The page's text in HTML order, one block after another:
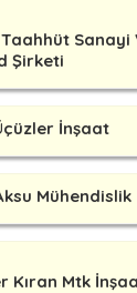
Sanayi
Şirketi
İnşaat
Mühendislik
Kıran Mtk